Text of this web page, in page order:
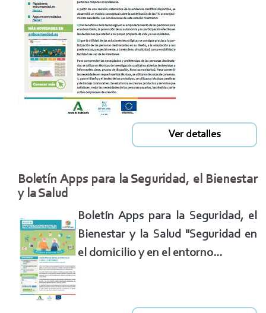
Ver detalles
Boletín Apps para la Seguridad, el Bienestar
y la Salud
Boletín Apps para la Seguridad, el
Bienestar y la Salud "Seguridad en
el domicilio y en el entorno...